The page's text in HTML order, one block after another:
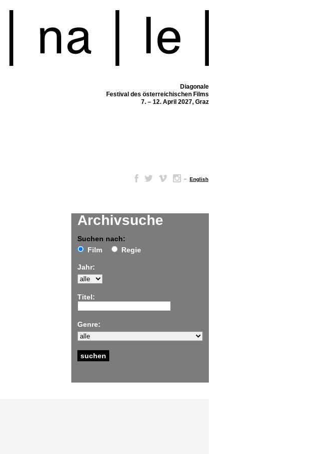
Diagonale
Festival des österreichischen Films
7. – 12. April 2027, Graz
– English
Archivsuche
Suchen nach:
Film
Regie
Jahr:
Titel:
Genre: